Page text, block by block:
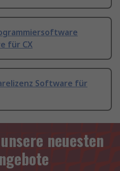
für CX
Software für
neuesten